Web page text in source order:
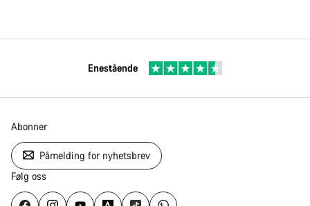
Enestående
Abonner
Påmelding for nyhetsbrev
Følg oss